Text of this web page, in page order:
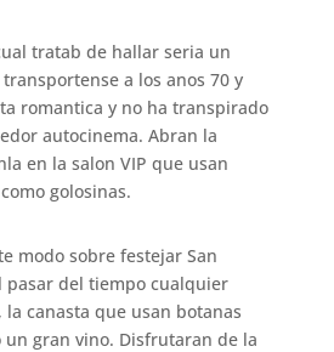
tratab de hallar seri­a un
a los anos 70 y
romantica y no ha transpirado
autocinema. Abran la
en la salon VIP que usan
golosinas.
modo sobre festejar San
pasar del tiempo cualquier
canasta que usan botanas
un gran vino. Disfrutaran de la